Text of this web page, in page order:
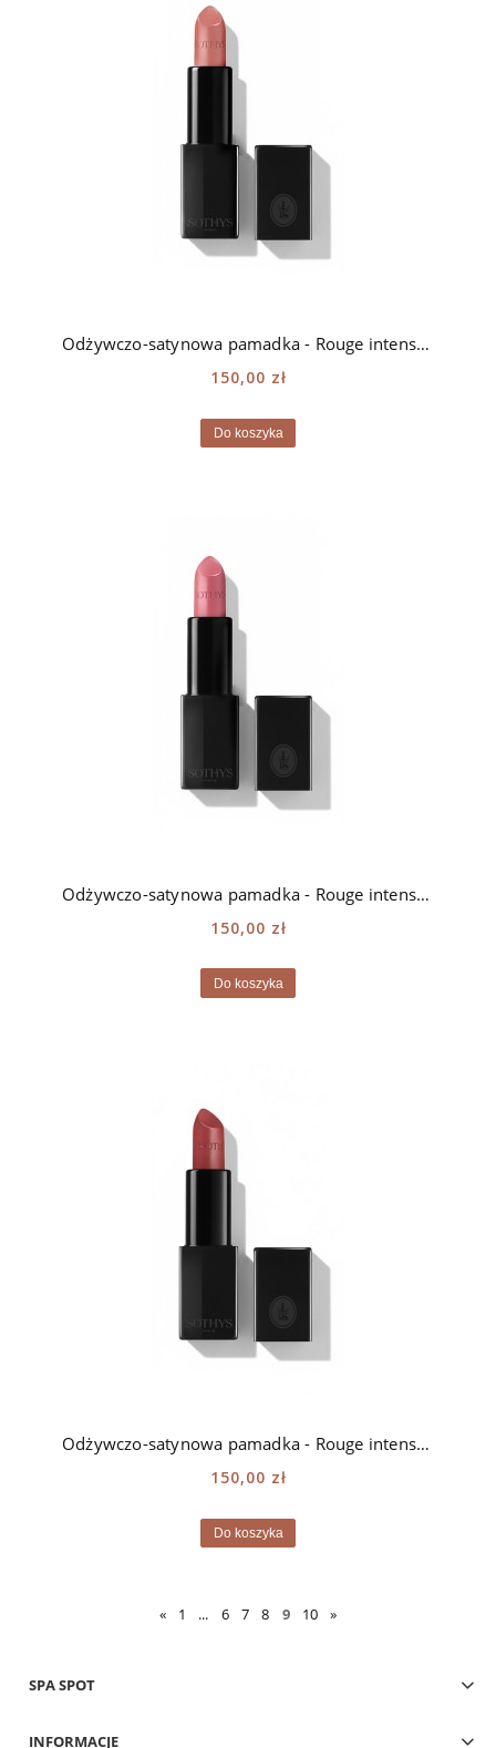
Odżywczo-satynowa pamadka - Rouge intense Sothys - 249 rose Alma
150,00 zł
Do koszyka
Odżywczo-satynowa pamadka - Rouge intense Sothys - 250 Les Sablons
150,00 zł
Do koszyka
Odżywczo-satynowa pamadka - Rouge intense Sothys - 251 Tolbiac
150,00 zł
Do koszyka
« 1 ... 6 7 8 9 10 »
SPA SPOT
INFORMACJE